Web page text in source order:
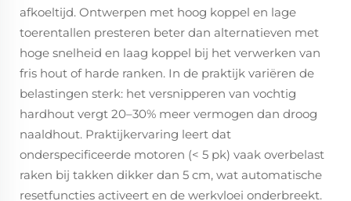
afkoeltijd. Ontwerpen met hoog koppel en lage
toerentallen presteren beter dan alternatieven met
hoge snelheid en laag koppel bij het verwerken van
fris hout of harde ranken. In de praktijk variëren de
belastingen sterk: het versnipperen van vochtig
hardhout vergt 20–30% meer vermogen dan droog
naaldhout. Praktijkervaring leert dat
onderspecificeerde motoren (< 5 pk) vaak overbelast
raken bij takken dikker dan 5 cm, wat automatische
resetfuncties activeert en de werkvloei onderbreekt.